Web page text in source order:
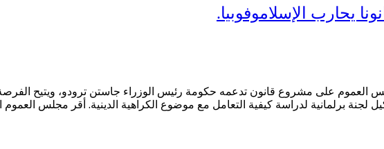
يحارب الإسلاموفوبيا.
العموم على مشروع قانون تدعمه حكومة رئيس الوزراء جاستن ترودو، ويتيح الفرصة
لجنة برلمانية لدراسة كيفية التعامل مع موضوع الكراهية الدينية. أقر مجلس